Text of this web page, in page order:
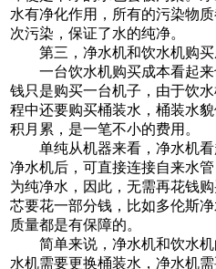
水有净化作用，所有的污染物
次污染，保证了水的纯净。
第三，净水机和饮水机购买
一台饮水机购买成本看起来
钱只是购买一台机子，由于饮
程中还要购买桶装水，桶装水
积月累，是一笔不小的费用。
单纯从机器来看，净水机看
净水机后，可直接连接自来水
为纯净水，因此，无需再花钱
芯要花一部分钱，比如多伦斯
质量都是有保障的。
简单来说，净水机和饮水机
水机需要更换桶装水，净水机